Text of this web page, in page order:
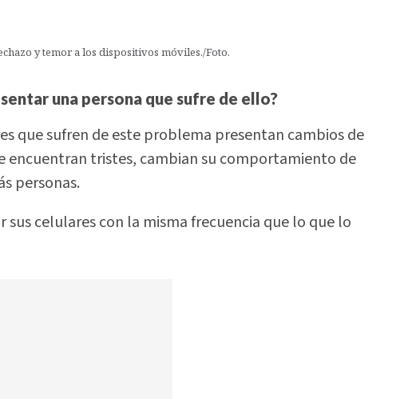
y temor a los dispositivos móviles./Foto.
una persona que sufre de ello?
que sufren de este problema presentan cambios de
encuentran tristes, cambian su comportamiento de
personas.
sus celulares con la misma frecuencia que lo que lo